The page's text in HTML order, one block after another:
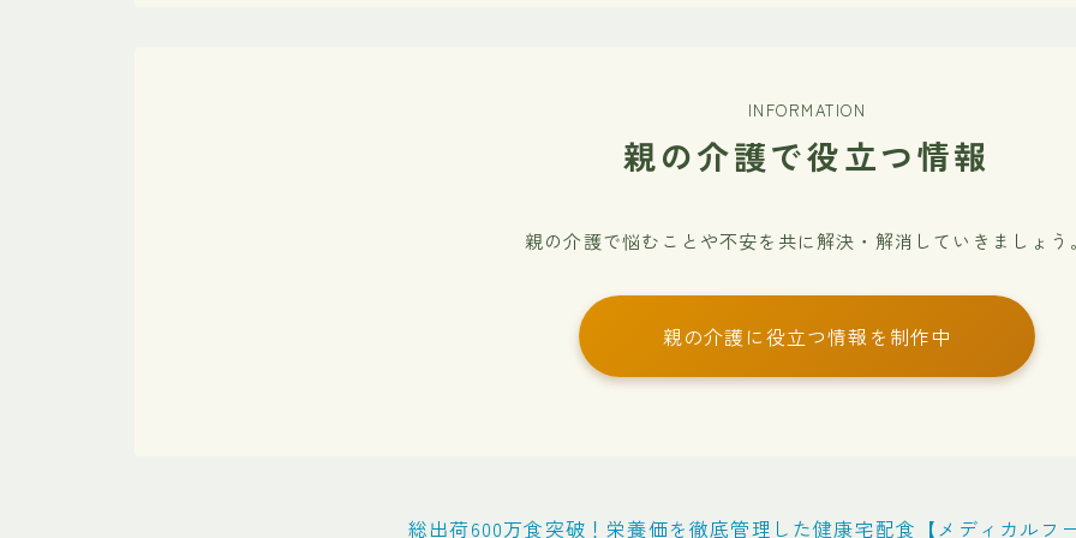
INFORMATION
親の介護で役立つ情報
親の介護で悩むことや不安を共に解決・解消していきましょう。
親の介護に役立つ情報を制作中
総出荷600万食突破！栄養価を徹底管理した健康宅配食【メディカルフ